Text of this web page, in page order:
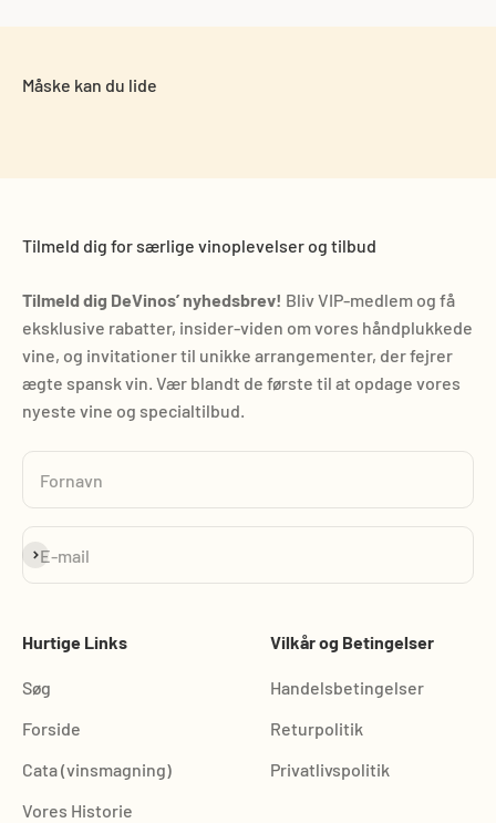
Tilmeld dig for særlige vinoplevelser og tilbud
Tilmeld dig DeVinos’ nyhedsbrev! Bliv VIP-medlem og få
eksklusive rabatter, insider-viden om vores håndplukkede
vine, og invitationer til unikke arrangementer, der fejrer
ægte spansk vin. Vær blandt de første til at opdage vores
nyeste vine og specialtilbud.
Fornavn
E-mail
Abonnér
Hurtige Links
Søg
Forside
Cata (vinsmagning)
Vores Historie
Vilkår og Betingelser
Handelsbetingelser
Returpolitik
Privatlivspolitik